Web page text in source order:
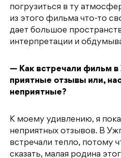
погрузиться в ту
из этого фильма что-то
дает большое
интерпретации и
— Как встречали фильм
приятные отзывы или,
неприятные?
К моему удивлению, я
неприятных отзывов. В
встречали тепло, потому
сказать, малая родина